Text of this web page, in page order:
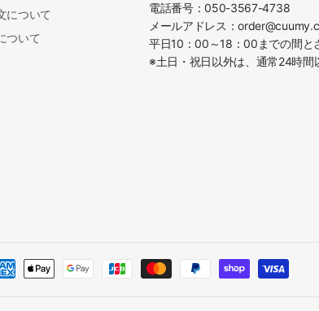
について
ついて
電話番号：050-3567-4738
メールアドレス：
平日10：00～18：00までの間と
※土日・祝日以外は、通常24時間